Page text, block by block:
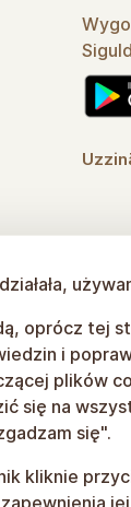
oprócz tej
i
plików
się na
się".
kliknie